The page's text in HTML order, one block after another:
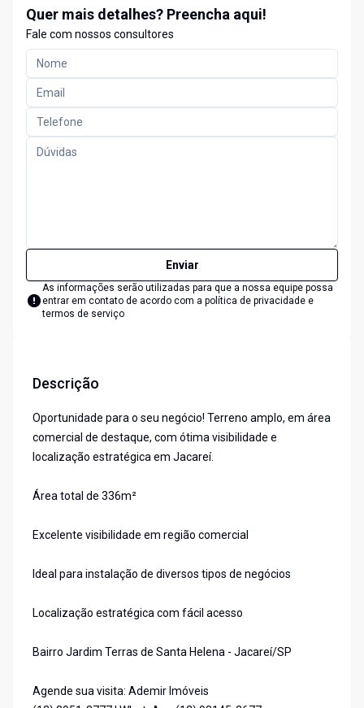
Quer mais detalhes? Preencha aqui!
Fale com nossos consultores
Enviar
As informações serão utilizadas para que a nossa equipe possa
entrar em contato de acordo com a política de privacidade e
termos de serviço
Descrição
Oportunidade para o seu negócio! Terreno amplo, em área
comercial de destaque, com ótima visibilidade e
localização estratégica em Jacareí.
Área total de 336m²
Excelente visibilidade em região comercial
Ideal para instalação de diversos tipos de negócios
Localização estratégica com fácil acesso
Bairro Jardim Terras de Santa Helena - Jacareí/SP
Agende sua visita: Ademir Imóveis